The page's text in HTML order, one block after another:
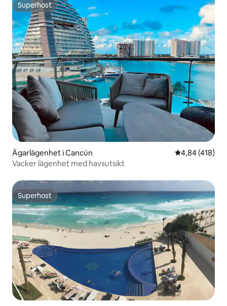
Superhost
Superhost
Ägarlägenhet i Cancún 4,84 av 5 i
4,84 (418)
Vacker lägenhet med havsutsikt
Superhost
Superhost